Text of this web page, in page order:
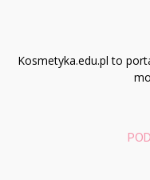
Kosmetyka.edu.pl to